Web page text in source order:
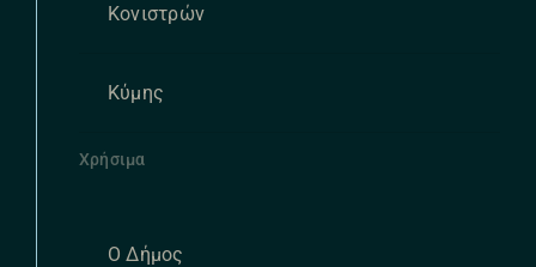
Κονιστρών
Κύμης
Χρήσιμα
Ο Δήμος